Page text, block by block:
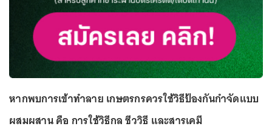
หากพบการเข้าทำลาย เกษตรกรควรใช้วิธีป้องกันกำจัดแบบ
ผสมผสาน คือ การใช้วิธีกล ชีววิธี และสารเคมี